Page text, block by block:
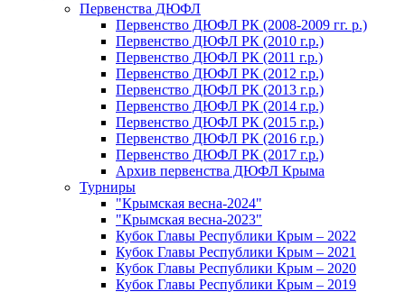
Первенства ДЮФЛ
Первенство ДЮФЛ РК (2008-2009 гг. р.)
Первенство ДЮФЛ РК (2010 г.р.)
Первенство ДЮФЛ РК (2011 г.р.)
Первенство ДЮФЛ РК (2012 г.р.)
Первенство ДЮФЛ РК (2013 г.р.)
Первенство ДЮФЛ РК (2014 г.р.)
Первенство ДЮФЛ РК (2015 г.р.)
Первенство ДЮФЛ РК (2016 г.р.)
Первенство ДЮФЛ РК (2017 г.р.)
Архив первенства ДЮФЛ Крыма
Турниры
"Крымская весна-2024"
"Крымская весна-2023"
Кубок Главы Республики Крым – 2022
Кубок Главы Республики Крым – 2021
Кубок Главы Республики Крым – 2020
Кубок Главы Республики Крым – 2019